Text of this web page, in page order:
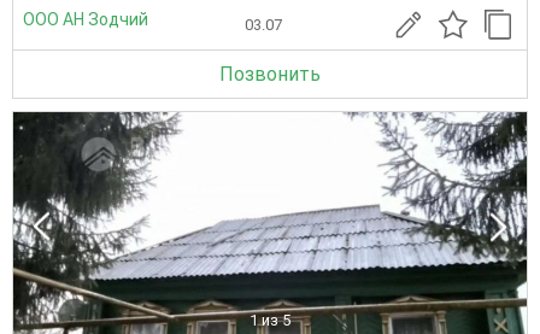
ООО АН Зодчий 03.07
Позвонить
1 из 5